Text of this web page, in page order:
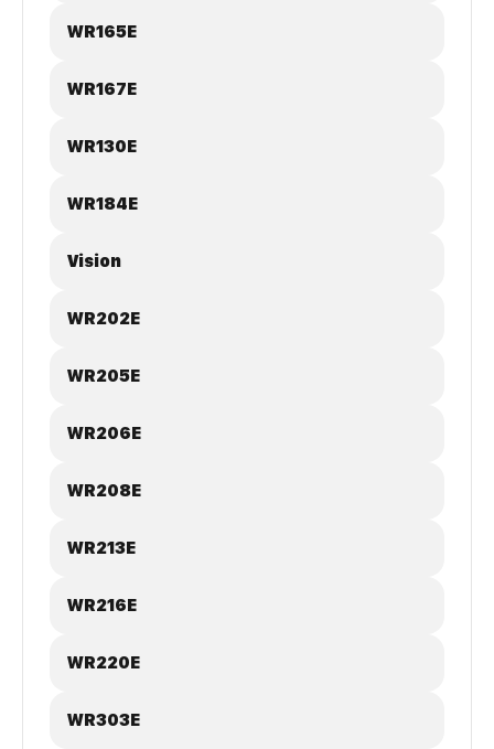
WR165E
WR167E
WR130E
WR184E
Vision
WR202E
WR205E
WR206E
WR208E
WR213E
WR216E
WR220E
WR303E